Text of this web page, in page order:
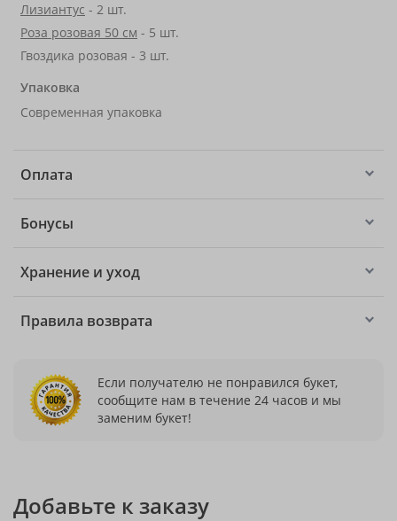
Лизиантус - 2 шт.
Роза розовая 50 см - 5 шт.
Гвоздика розовая - 3 шт.
Упаковка
Современная упаковка
Оплата
Бонусы
Хранение и уход
Правила возврата
Если получателю не понравился букет,
сообщите нам в течение 24 часов и мы
заменим букет!
Добавьте к заказу